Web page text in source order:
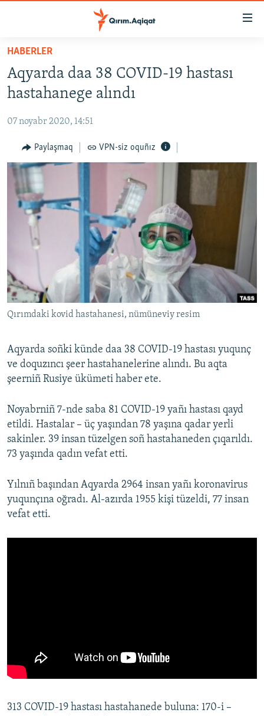
Esas
qaytmaq
Baş
qaytmaq
qaytmaq
HABERLER
SİYASET
CEMİYET
MEDENİYET
İNSAN AQLARI
VİDEO
SÜRET
Русский
Українською
HABERLER
Aqyarda daa 38 COVID-19 hastası
hastahanege alındı
07 noyabr 2020, 14:51
Paylaşmaq VPN-siz oquñız
Qırımdaki kovid hastahanesi, nümüneviy resim
Aqyarda soñki künde daa 38 COVID-19 hastası yuqunç
ve doquzıncı şeer hastahanelerine alındı. Bu aqta
şeerniñ Rusiye ükümeti haber ete.
Noyabrniñ 7-nde saba 81 COVID-19 yañı hastası qayd
etildi. Hastalar – üç yaşından 78 yaşına qadar yerli
sakinler. 39 insan tüzelgen soñ hastahaneden çıqarıldı.
73 yaşında qadın vefat etti.
Yılnıñ başından Aqyarda 2964 insan yañı koronavirus
yuqunçına oğradı. Al-azırda 1955 kişi tüzeldi, 77 insan
vefat etti.
313 COVID-19 hastası hastahanede buluna: 170-i –